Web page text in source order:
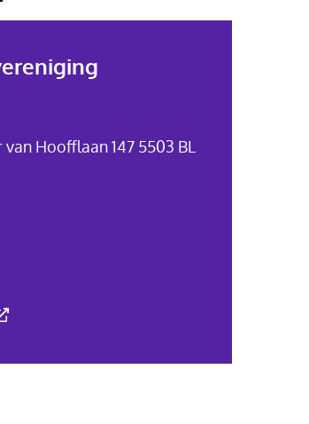
Hoofflaan 147 5503 BL
link gaat naar een externe website)